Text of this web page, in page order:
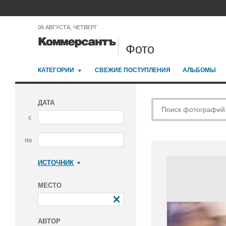
06 АВГУСТА, ЧЕТВЕРГ
Фото
КАТЕГОРИИ СВЕЖИЕ ПОСТУПЛЕНИЯ АЛЬБОМЫ
ДАТА
с
по
ИСТОЧНИК
МЕСТО
АВТОР